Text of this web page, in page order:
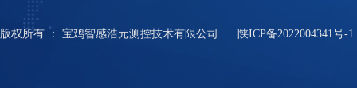
版权所有 ： 宝鸡智感浩元测控技术有限公司 陕ICP备2022004341号-1